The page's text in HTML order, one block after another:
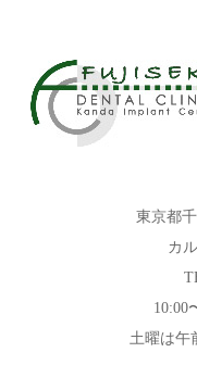
東京都
カ
10:00
土曜は午